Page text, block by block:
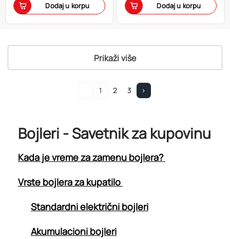
Dodaj u korpu Dodaj u korpu
Prikaži više
1 2 3 >
Bojleri - Savetnik za kupovinu
Kada je vreme za zamenu bojlera?
Vrste bojlera za kupatilo
Standardni električni bojleri
Akumulacioni bojleri